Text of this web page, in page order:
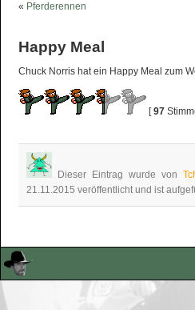
« Pferderennen
Happy Meal
Chuck Norris hat ein Happy Meal zum
[97
Dieser Eintrag wurde von
21.11.2015 veröffentlicht und ist